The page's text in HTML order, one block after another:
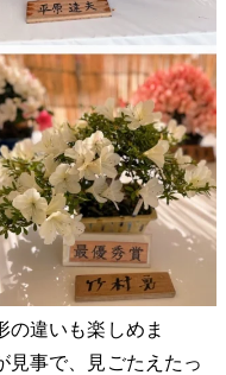
の違いも楽しめま
見事で、見ごたえたっ